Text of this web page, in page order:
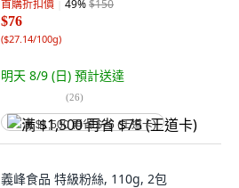
首購折扣價 49%$150
$76
($27.14/100g)
明天 8/9 (日) 預計送達
(26)
满 $1,500 再省 $75 (王道卡)
義峰食品 特級粉絲, 110g, 2包